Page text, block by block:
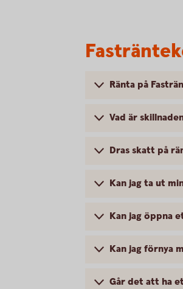
Ränta på
Vad är
Dras skatt på
Kan jag ta ut
Kan jag öppna
Kan jag förnya
Går det att ha